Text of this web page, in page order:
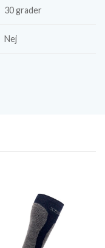
30 grader
Nej